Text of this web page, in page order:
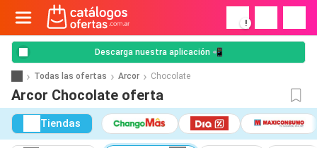
!
Descarga nuestra aplicación 📲
Todas las ofertas Arcor Chocolate
Arcor Chocolate oferta
Tiendas